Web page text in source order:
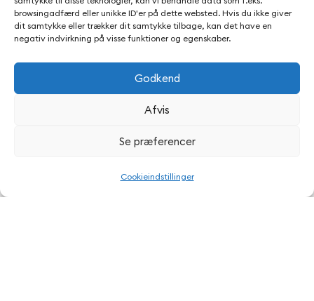
browsingadfærd eller unikke ID'er på dette websted. Hvis du ikke giver
dit samtykke eller trækker dit samtykke tilbage, kan det have en
negativ indvirkning på visse funktioner og egenskaber.
Godkend
Afvis
Se præferencer
Cookieindstillinger